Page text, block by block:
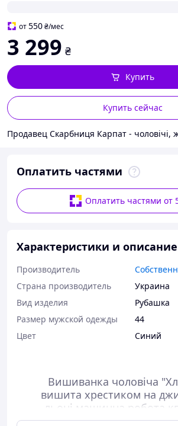
от550₴/мес
3 299 ₴
Купить сейчас
Купить
Оплатить частями
Оплатить частями от
Характеристики и описание
Производитель
Страна производитель
Украина
Вид изделия
Рубашка
Размер мужской одежды
44
Цвет
Синий
Вишиванка чоловіча
вишита хрестиком на
льоні машинна робота
орнамент довгий рукав